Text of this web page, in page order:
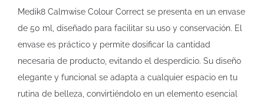
Medik8 Calmwise Colour Correct se presenta en un envase
de 50 ml, diseñado para facilitar su uso y conservación. El
envase es práctico y permite dosificar la cantidad
necesaria de producto, evitando el desperdicio. Su diseño
elegante y funcional se adapta a cualquier espacio en tu
rutina de belleza, convirtiéndolo en un elemento esencial